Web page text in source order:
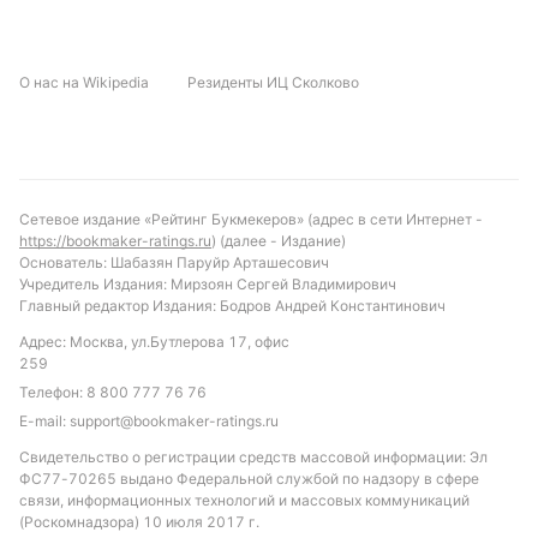
О нас на Wikipedia Резиденты ИЦ Сколково
Сетевое издание «Рейтинг Букмекеров» (адрес в сети Интернет -
https://bookmaker-ratings.ru) (далее - Издание)
Основатель: Шабазян Паруйр Арташесович
Учредитель Издания: Мирзоян Сергей Владимирович
Главный редактор Издания: Бодров Андрей Константинович
Адрес: Москва, ул.Бутлерова 17, офис
259
Телефон: 8 800 777 76 76
E-mail: support@bookmaker-ratings.ru
Свидетельство о регистрации средств массовой информации: Эл
ФС77-70265 выдано Федеральной службой по надзору в сфере
связи, информационных технологий и массовых коммуникаций
(Роскомнадзора) 10 июля 2017 г.